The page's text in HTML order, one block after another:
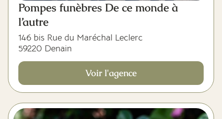
Pompes funèbres De ce monde à
l’autre
146 bis Rue du Maréchal Leclerc
59220 Denain
Voir l'agence